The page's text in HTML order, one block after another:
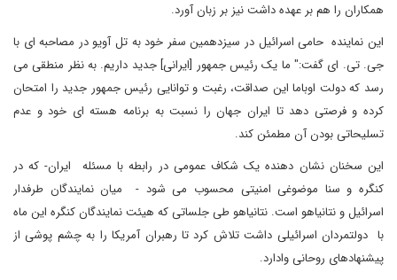
همکاران را هم بر عهده داشت نیز بر زبان آورد.
این نماینده حامی اسرائیل در سیزدهمین سفر خود به تل آویو در مصاحبه ای با
جی. تی. ای گفت:" ما یک رئیس جمهور [ایرانی] جدید داریم. به نظر منطقی می
رسد که دولت اوباما این صداقت، رغبت و توانایی رئیس جمهور جدید را امتحان
کرده و فرصتی دهد تا ایران جهان را نسبت به برنامه هسته ای خود و عدم
تسلیحاتی بودن آن مطمئن کند.
این سخنان نشان دهنده یک شکاف عمومی در رابطه با مسئله ایران- که در
کنگره و سنا موضوغی امنیتی محسوب می شود - میان نمایندگان طرفدار
اسرائیل و نتانیاهو است. نتانیاهو طی جلساتی که هیئت نمایندگان کنگره این ماه
با دولتمردان اسرائیلی داشت تلاش کرد تا رهبران آمریکا را به چشم پوشی از
پیشنهادهای روحانی وادارد.